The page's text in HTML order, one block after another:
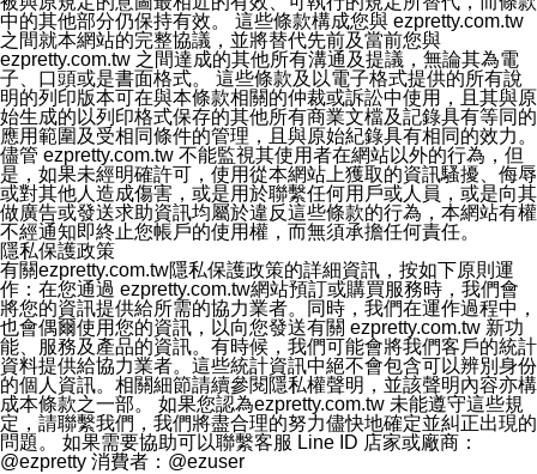
中的其他部分仍保持有效。 這些條款構成您與 ezpretty.com.tw
之間就本網站的完整協議，並將替代先前及當前您與
ezpretty.com.tw 之間達成的其他所有溝通及提議，無論其為電
子、口頭或是書面格式。 這些條款及以電子格式提供的所有說
明的列印版本可在與本條款相關的仲裁或訴訟中使用，且其與原
始生成的以列印格式保存的其他所有商業文檔及記錄具有等同的
應用範圍及受相同條件的管理，且與原始紀錄具有相同的效力。
儘管 ezpretty.com.tw 不能監視其使用者在網站以外的行為，但
是，如果未經明確許可，使用從本網站上獲取的資訊騷擾、侮辱
或對其他人造成傷害，或是用於聯繫任何用戶或人員，或是向其
做廣告或發送求助資訊均屬於違反這些條款的行為，本網站有權
不經通知即終止您帳戶的使用權，而無須承擔任何責任。
隱私保護政策
有關ezpretty.com.tw隱私保護政策的詳細資訊，按如下原則運
作：在您通過 ezpretty.com.tw網站預訂或購買服務時，我們會
將您的資訊提供給所需的協力業者。同時，我們在運作過程中，
也會偶爾使用您的資訊，以向您發送有關 ezpretty.com.tw 新功
能、服務及產品的資訊。有時候，我們可能會將我們客戶的統計
資料提供給協力業者。這些統計資訊中絕不會包含可以辨別身份
的個人資訊。相關細節請續參閱隱私權聲明，並該聲明內容亦構
成本條款之一部。 如果您認為ezpretty.com.tw 未能遵守這些規
定，請聯繫我們，我們將盡合理的努力儘快地確定並糾正出現的
問題。 如果需要協助可以聯繫客服 Line ID 店家或廠商：
@ezpretty 消費者：@ezuser